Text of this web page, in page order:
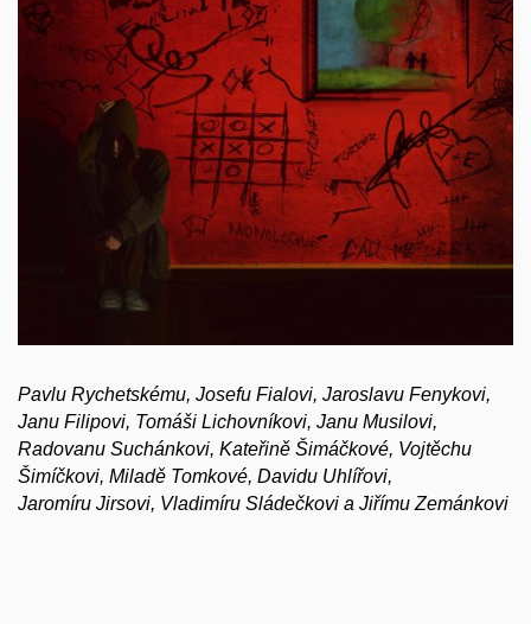
Pavlu Rychetskému, Josefu Fialovi, Jaroslavu Fenykovi,
Janu Filipovi, Tomáši Lichovníkovi, Janu Musilovi,
Radovanu Suchánkovi, Kateřině Šimáčkové, Vojtěchu
Šimíčkovi, Miladě Tomkové, Davidu Uhlířovi,
Jaromíru Jirsovi, Vladimíru Sládečkovi a Jiřímu Zemánkovi